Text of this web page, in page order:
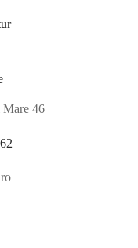
Mare 46